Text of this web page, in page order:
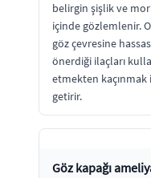
belirgin şişlik ve
içinde gözlemlenir.
göz çevresine
önerdiği ilaçları
etmekten
getirir.
Göz kapağı